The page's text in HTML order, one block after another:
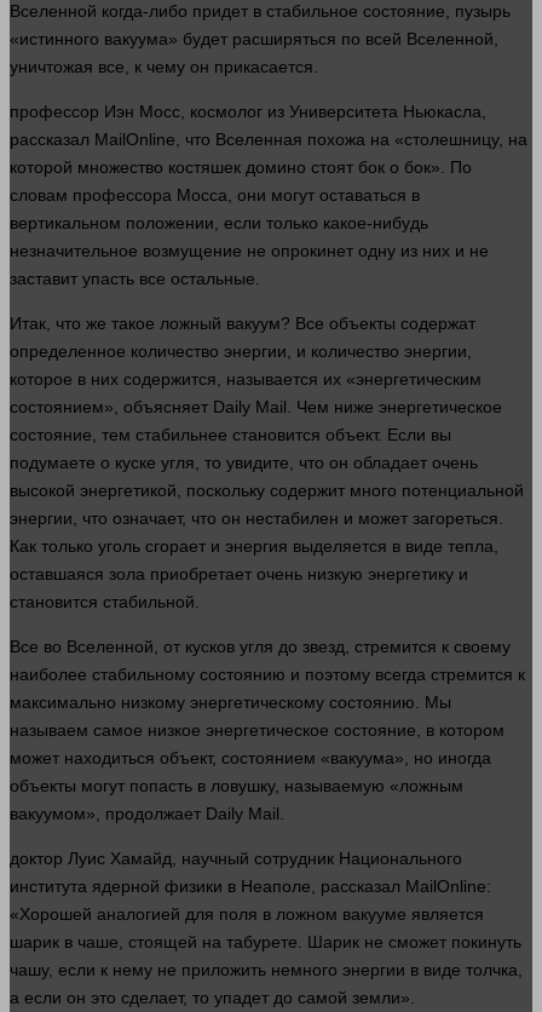
Вселенной когда-либо придет в стабильное состояние , пузырь
«истинного вакуума» будет расширяться по всей Вселенной,
уничтожая все, к чему он прикасается.
профессор Иэн Мосс, космолог из Университета Ньюкасла,
рассказал MailOnline, что Вселенная похожа на «столешницу, на
которой множество костяшек домино стоят бок о бок». По
словам профессора Мосса, они могут оставаться в
вертикальном положении, если только какое-нибудь
незначительное возмущение не опрокинет одну из них и не
заставит упасть все остальные.
Итак, что же такое ложный вакуум? Все объекты содержат
определенное количество энергии, и количество энергии,
которое в них содержится, называется их «энергетическим
состоянием», объясняет Daily Mail. Чем ниже энергетическое
состояние , тем стабильнее становится объект. Если вы
подумаете о куске угля, то увидите, что он обладает очень
высокой энергетикой, поскольку содержит много потенциальной
энергии, что означает, что он нестабилен и может загореться.
Как только уголь сгорает и энергия выделяется в виде тепла,
оставшаяся зола приобретает очень низкую энергетику и
становится стабильной.
Все во Вселенной, от кусков угля до звезд, стремится к своему
наиболее стабильному состоянию и поэтому всегда стремится к
максимально низкому энергетическому состоянию. Мы
называем самое низкое энергетическое состояние , в котором
может находиться объект, состоянием «вакуума», но иногда
объекты могут попасть в ловушку, называемую «ложным
вакуумом», продолжает Daily Mail.
доктор Луис Хамайд, научный сотрудник Национального
института ядерной физики в Неаполе, рассказал MailOnline:
«Хорошей аналогией для поля в ложном вакууме является
шарик в чаше, стоящей на табурете. Шарик не сможет покинуть
чашу, если к нему не приложить немного энергии в виде толчка,
а если он это сделает, то упадет до самой земли».